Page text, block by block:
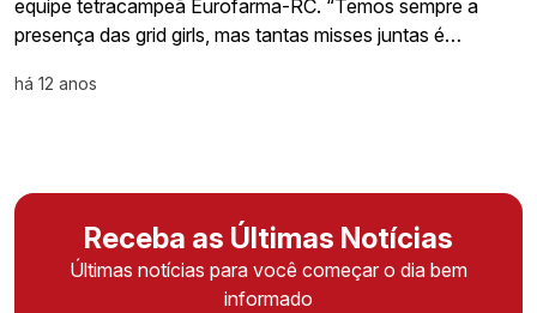
equipe tetracampeã Eurofarma-RC. “Temos sempre a
presença das grid girls, mas tantas misses juntas é…
há 12 anos
Receba as Últimas Notícias
Últimas notícias para você começar o dia bem
informado